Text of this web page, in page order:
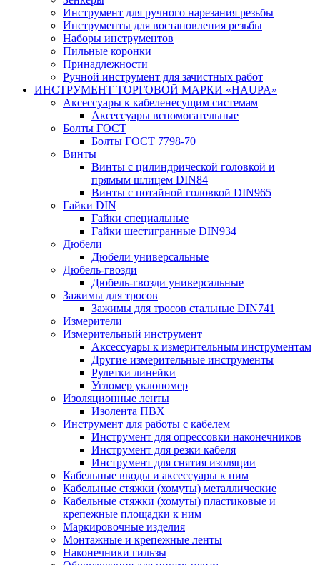
Инструмент для ручного нарезания резьбы
Инструменты для востановления резьбы
Наборы инструментов
Пильные коронки
Принадлежности
Ручной инструмент для зачистных работ
ИНСТРУМЕНТ ТОРГОВОЙ МАРКИ «HAUPA»
Аксессуары к кабеленесущим системам
Аксессуары вспомогательные
Болты ГОСТ
Болты ГОСТ 7798-70
Винты
Винты c цилиндрической головкой и
прямым шлицем DIN84
Винты с потайной головкой DIN965
Гайки DIN
Гайки специальные
Гайки шестигранные DIN934
Дюбели
Дюбели универсальные
Дюбель-гвозди
Дюбель-гвозди универсальные
Зажимы для тросов
Зажимы для тросов стальные DIN741
Измерители
Измерительный инструмент
Аксессуары к измерительным инструментам
Другие измерительные инструменты
Рулетки линейки
Угломер уклономер
Изоляционные ленты
Изолента ПВХ
Инструмент для работы с кабелем
Инструмент для опрессовки наконечников
Инструмент для резки кабеля
Инструмент для снятия изоляции
Кабельные вводы и аксессуары к ним
Кабельные стяжки (хомуты) металлические
Кабельные стяжки (хомуты) пластиковые и
крепежные площадки к ним
Маркировочные изделия
Монтажные и крепежные ленты
Наконечники гильзы